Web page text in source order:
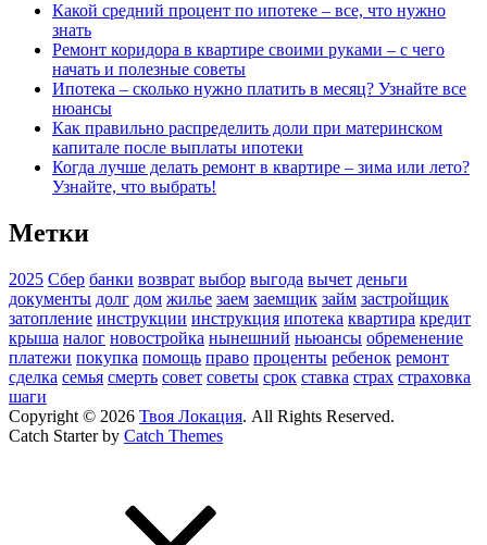
Какой средний процент по ипотеке – все, что нужно
знать
Ремонт коридора в квартире своими руками – с чего
начать и полезные советы
Ипотека – сколько нужно платить в месяц? Узнайте все
нюансы
Как правильно распределить доли при материнском
капитале после выплаты ипотеки
Когда лучше делать ремонт в квартире – зима или лето?
Узнайте, что выбрать!
Метки
2025 Сбер банки возврат выбор выгода вычет деньги
документы долг дом жилье заем заемщик займ застройщик
затопление инструкции инструкция ипотека квартира кредит
крыша налог новостройка нынешний ньюансы обременение
платежи покупка помощь право проценты ребенок ремонт
сделка семья смерть совет советы срок ставка страх страховка
шаги
Copyright © 2026 Твоя Локация. All Rights Reserved.
Catch Starter by Catch Themes